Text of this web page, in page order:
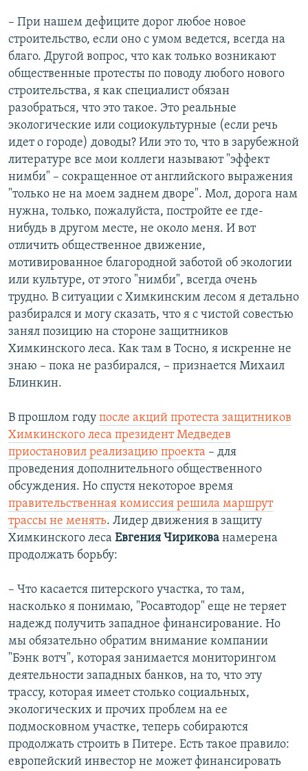
– При нашем дефиците дорог любое новое
строительство, если оно с умом ведется, всегда на
благо. Другой вопрос, что как только возникают
общественные протесты по поводу любого нового
строительства, я как специалист обязан
разобраться, что это такое. Это реальные
экологические или социокультурные (если речь
идет о городе) доводы? Или это то, что в зарубежной
литературе все мои коллеги называют "эффект
нимби" – сокращенное от английского выражения
"только не на моем заднем дворе". Мол, дорога нам
нужна, только, пожалуйста, постройте ее где-
нибудь в другом месте, не около меня. И вот
отличить общественное движение,
мотивированное благородной заботой об экологии
или культуре, от этого "нимби", всегда очень
трудно. В ситуации с Химкинским лесом я детально
разбирался и могу сказать, что я с чистой совестью
занял позицию на стороне защитников
Химкинского леса. Как там в Тосно, я искренне не
знаю – пока не разбирался, – признается Михаил
Блинкин.
В прошлом году после акций протеста защитников
Химкинского леса президент Медведев
приостановил реализацию проекта – для
проведения дополнительного общественного
обсуждения. Но спустя некоторое время
правительственная комиссия решила маршрут
трассы не менять. Лидер движения в защиту
Химкинского леса Евгения Чирикова намерена
продолжать борьбу:
– Что касается питерского участка, то там,
насколько я понимаю, "Росавтодор" еще не теряет
надежд получить западное финансирование. Но
мы обязательно обратим внимание компании
"Бэнк вотч", которая занимается мониторингом
деятельности западных банков, на то, что эту
трассу, которая имеет столько социальных,
экологических и прочих проблем на ее
подмосковном участке, теперь собираются
продолжать строить в Питере. Есть такое правило:
европейский инвестор не может финансировать